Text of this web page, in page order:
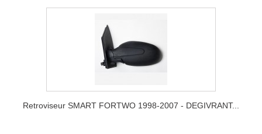
Retroviseur SMART FORTWO 1998-2007 - DEGIVRANT...